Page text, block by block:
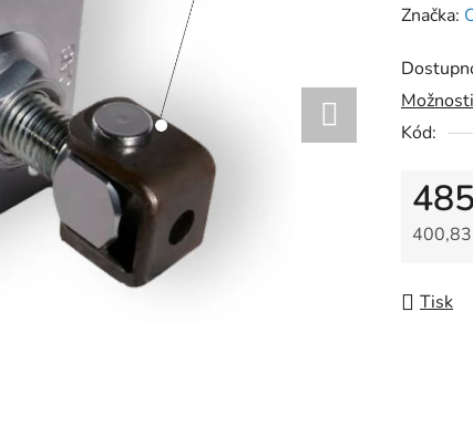
je
0,0
z
hvězdiček.
Značka:
Kód:
400,83
Tisk